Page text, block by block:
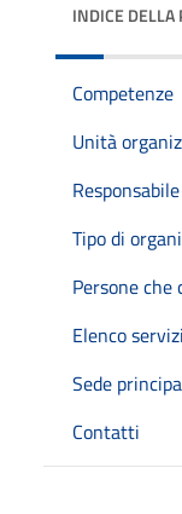
INDICE DELLA
Competenze
Unità
Responsabile
Tipo di
Persone
Elenco
Sede
Contatti